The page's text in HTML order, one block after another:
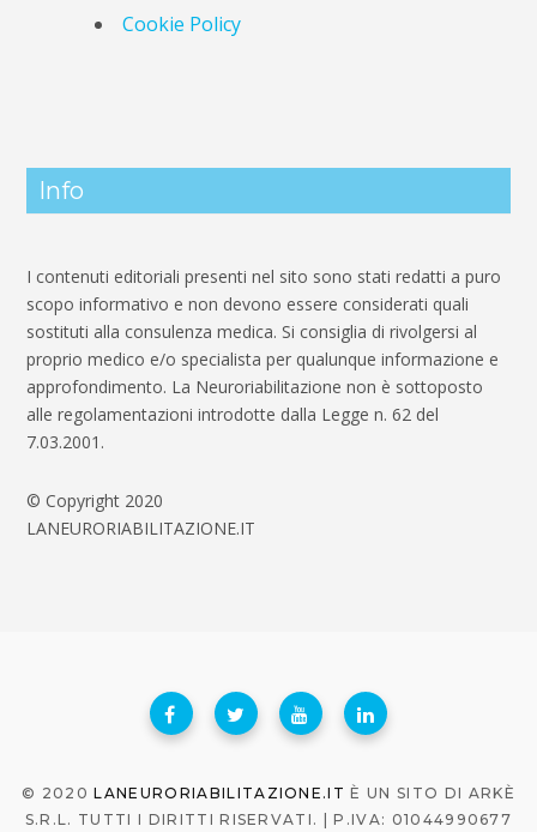
Cookie Policy
Info
I contenuti editoriali presenti nel sito sono stati redatti a puro
scopo informativo e non devono essere considerati quali
sostituti alla consulenza medica. Si consiglia di rivolgersi al
proprio medico e/o specialista per qualunque informazione e
approfondimento. La Neuroriabilitazione non è sottoposto
alle regolamentazioni introdotte dalla Legge n. 62 del
7.03.2001.
© Copyright 2020
LANEURORIABILITAZIONE.IT
© 2020LANEURORIABILITAZIONE.IT È UN SITO DI ARKÈ
S.R.L. TUTTI I DIRITTI RISERVATI. | P.IVA: 01044990677